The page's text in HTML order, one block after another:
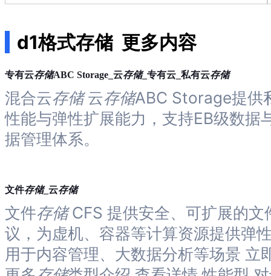
文
管
理
控
制
台
d1格式存储 更多内容
专有云存储ABC Storage_云存储_专有云_私有云存储
混合云存储云存储ABC Storage提供
性能与弹性扩展能力，支持EB级数据
据管理体系。
文件存储_云存储
文件存储CFS 提供安全、可扩展的文
议，为虚机、容器等计算资源提供弹
用于内容管理、大数据分析等场景